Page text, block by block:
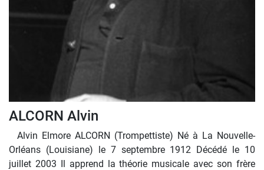
ALCORN Alvin
Alvin Elmore ALCORN (Trompettiste) Né à La Nouvelle-
Orléans (Louisiane) le 7 septembre 1912 Décédé le 10
juillet 2003 Il apprend la théorie musicale avec son frère